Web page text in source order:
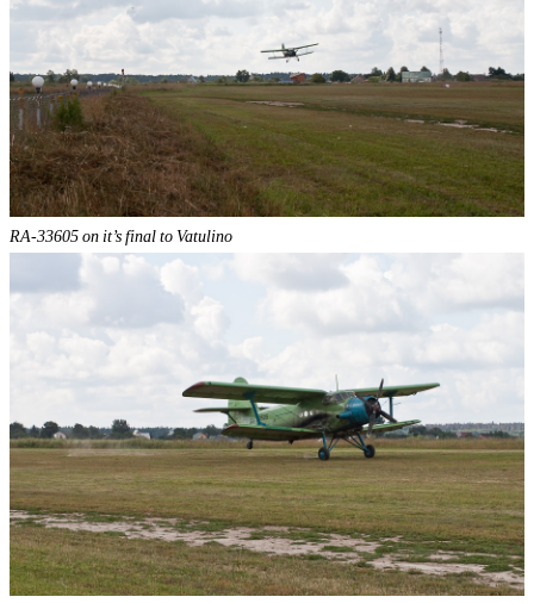
RA-33605 on it’s final to Vatulino